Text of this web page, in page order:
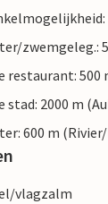
zwemgeleg.:
restaurant: 500
2000 m
600 m
vlagzalm